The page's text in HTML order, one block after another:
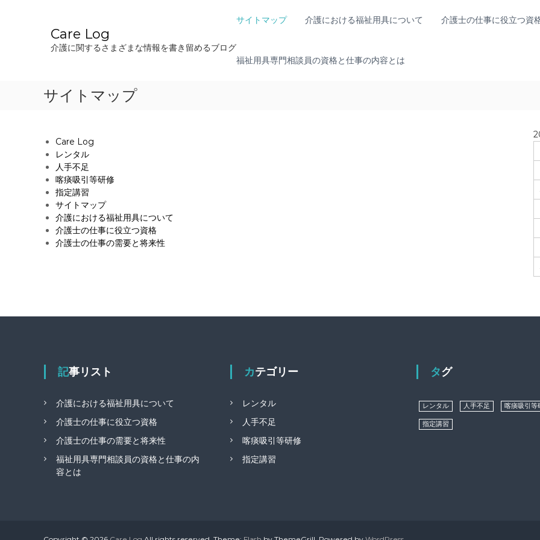
Care Log
介護に関するさまざまな情報を書き留めるブログ
サイトマップ 介護における福祉用具について 介護士の仕事に役立つ資
福祉用具専門相談員の資格と仕事の内容とは
サイトマップ
Care Log
レンタル
人手不足
喀痰吸引等研修
指定講習
サイトマップ
介護における福祉用具について
介護士の仕事に役立つ資格
介護士の仕事の需要と将来性
記事リスト
介護における福祉用具について
介護士の仕事に役立つ資格
介護士の仕事の需要と将来性
福祉用具専門相談員の資格と仕事の内
容とは
カテゴリー
レンタル
人手不足
喀痰吸引等研修
指定講習
タグ
レンタル 人手不足 喀痰吸引等
指定講習